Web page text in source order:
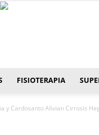
FISIOTERAPIA
y Cardosanto Alivian Cirrosis